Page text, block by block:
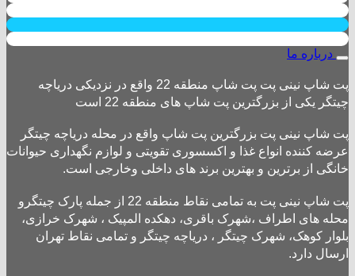
درباره ما
پت شاپ نینی پت پت شاپ منطقه 22 واقع در نزدیکی دریاچه
چیتگر یکی از بزرگترین پت شاپ های منطقه 22 است
پت شاپ نینی پت بزرگترین پت شاپ واقع در محله دریاچه چیتگر
عرضه کننده انواع غذا و اکسسوری تقویتی و لوازم نگهداری حیوانات
خانگی از برترین و بهترین برند های داخلی وخارجی است.
پت شاپ نینی پت به تمامی نقاط منطقه 22 از جمله پارک چیتگرو
محله های اطراف ،شهرک باقری، دهکده المپیک ، شهرک خرازی،
بلوار کوهک، شهرک چیتگر ، دریاچه چیتگر و تمامی نقاط تهران
ارسال دارد.